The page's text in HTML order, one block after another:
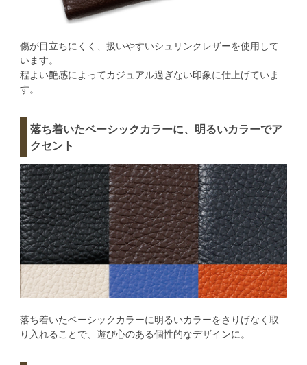
傷が目立ちにくく、扱いやすいシュリンクレザーを使用して
います。
程よい艶感によってカジュアル過ぎない印象に仕上げていま
す。
落ち着いたベーシックカラーに、明るいカラーでア
クセント
落ち着いたベーシックカラーに明るいカラーをさりげなく取
り入れることで、遊び心のある個性的なデザインに。